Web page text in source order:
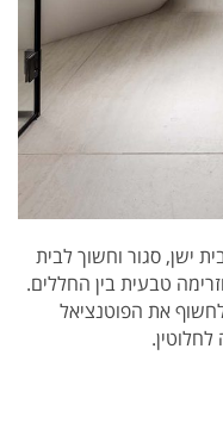
ישן, סגור וחשוך לבית
טבעית בין החללים.
את הפוטנציאל
לחלוטין.